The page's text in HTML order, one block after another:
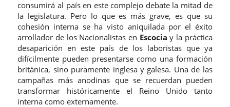
consumirá al país en este complejo debate la mitad de
la legislatura. Pero lo que es más grave, es que su
cohesión interna se ha visto aniquilada por el éxito
arrollador de los Nacionalistas en Escocia y la práctica
desaparición en este país de los laboristas que ya
difícilmente pueden presentarse como una formación
británica, sino puramente inglesa y galesa. Una de las
campañas más anodinas que se recuerdan pueden
transformar históricamente el Reino Unido tanto
interna como externamente.